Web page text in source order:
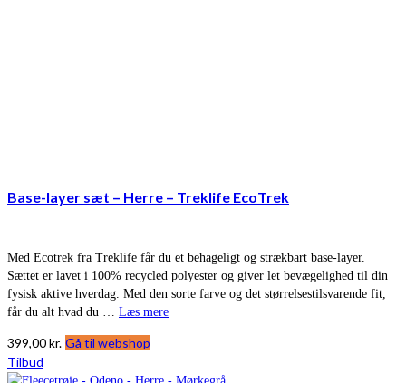
Base-layer sæt – Herre – Treklife EcoTrek
Med Ecotrek fra Treklife får du et behageligt og strækbart base-layer.
Sættet er lavet i 100% recycled polyester og giver let bevægelighed til din
fysisk aktive hverdag. Med den sorte farve og det størrelsestilsvarende fit,
får du alt hvad du … Læs mere
399,00kr. Gå til webshop
Tilbud